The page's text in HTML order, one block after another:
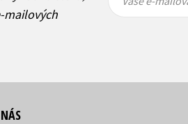
mailových